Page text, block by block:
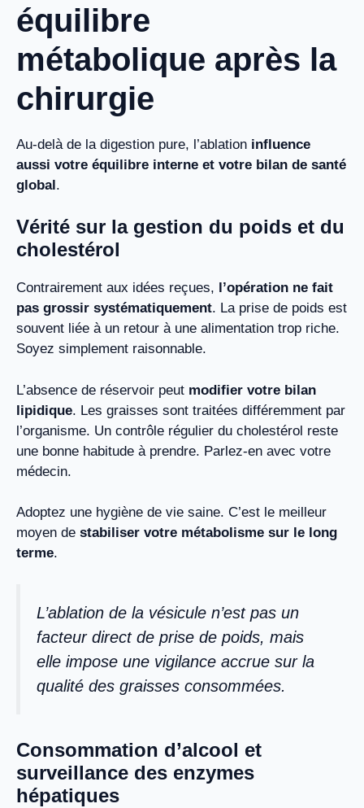
équilibre
métabolique après la
chirurgie
Au-delà de la digestion pure, l’ablation influence
aussi votre équilibre interne et votre bilan de santé
global.
Vérité sur la gestion du poids et du
cholestérol
Contrairement aux idées reçues,
l’opération ne fait
pas grossir systématiquement. La prise de poids est
souvent liée à un retour à une alimentation trop riche.
Soyez simplement raisonnable.
L’absence de réservoir peut modifier votre bilan
lipidique. Les graisses sont traitées différemment par
l’organisme. Un contrôle régulier du cholestérol reste
une bonne habitude à prendre. Parlez-en avec votre
médecin.
Adoptez une hygiène de vie saine. C’est le meilleur
moyen de stabiliser votre métabolisme sur le long
terme.
L’ablation de la vésicule n’est pas un
facteur direct de prise de poids, mais
elle impose une vigilance accrue sur la
qualité des graisses consommées.
Consommation d’alcool et
surveillance des enzymes
hépatiques